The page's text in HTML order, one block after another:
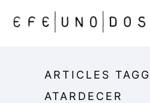
ARTICLES
ATARDECER